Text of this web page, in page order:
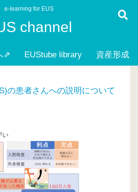
e-learning for EUS
channel
⇗ EUStube library 資産形成
の患者さんへの説明について